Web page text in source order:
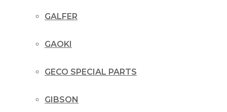
GALFER
GAOKI
GECO SPECIAL PARTS
GIBSON